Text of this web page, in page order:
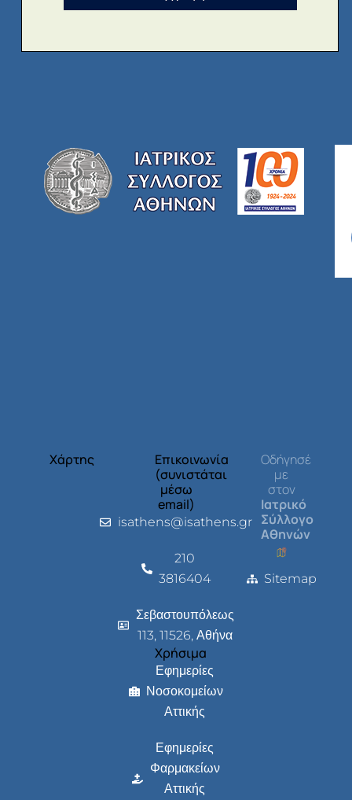
Χάρτης
Επικοινωνία
(συνιστάται
μέσω
email)
isathens@isathens.gr
210
3816404
Σεβαστουπόλεως
113, 11526, Αθήνα
Χρήσιμα
Εφημερίες
Νοσοκομείων
Αττικής
Εφημερίες
Φαρμακείων
Αττικής
Οδήγησέ
με
στον
Ιατρικό
Σύλλογο
Αθηνών
Sitemap